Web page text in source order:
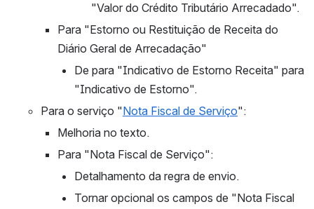
"Valor do Crédito Tributário Arrecadado".
Para "Estorno ou Restituição de Receita do
Diário Geral de Arrecadação"
De para "Indicativo de Estorno Receita" para
"Indicativo de Estorno".
Para o serviço "Nota Fiscal de Serviço":
Melhoria no texto.
Para "Nota Fiscal de Serviço":
Detalhamento da regra de envio.
Tornar opcional os campos de "Nota Fiscal